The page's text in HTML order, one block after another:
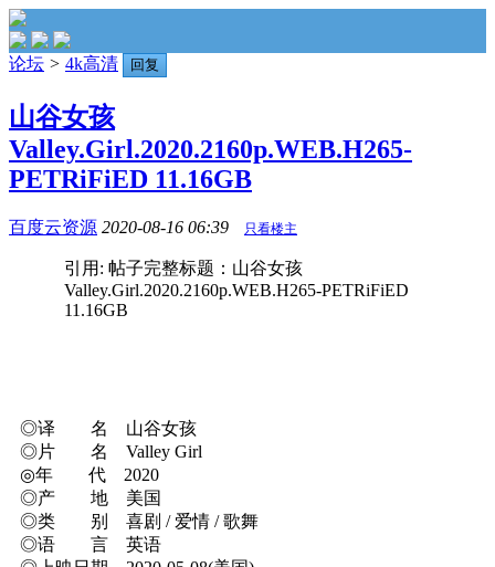
论坛 > 4k高清 回复
山谷女孩
Valley.Girl.2020.2160p.WEB.H265-
PETRiFiED 11.16GB
百度云资源 2020-08-16 06:39 只看楼主
引用: 帖子完整标题：山谷女孩
Valley.Girl.2020.2160p.WEB.H265-PETRiFiED
11.16GB
◎译 名 山谷女孩
◎片 名 Valley Girl
◎年 代 2020
◎产 地 美国
◎类 别 喜剧 / 爱情 / 歌舞
◎语 言 英语